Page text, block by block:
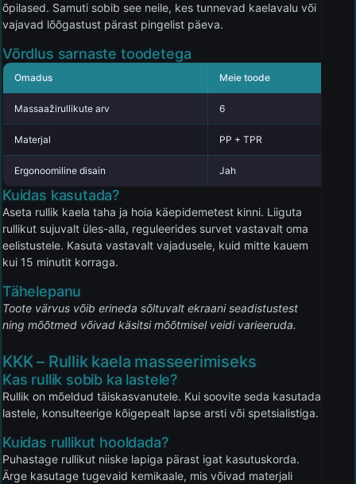
õpilased. Samuti sobib see neile, kes tunnevad kaelavalu või
vajavad lõõgastust pärast pingelist päeva.
Võrdlus sarnaste toodetega
Omadus Meie toode
Massaažirullikute arv 6
Materjal PP + TPR
Ergonoomiline disain Jah
Kuidas kasutada?
Aseta rullik kaela taha ja hoia käepidemetest kinni. Liiguta
rullikut sujuvalt üles-alla, reguleerides survet vastavalt oma
eelistustele. Kasuta vastavalt vajadusele, kuid mitte kauem
kui 15 minutit korraga.
Tähelepanu
Toote värvus võib erineda sõltuvalt ekraani seadistustest
ning mõõtmed võivad käsitsi mõõtmisel veidi varieeruda.
KKK – Rullik kaela masseerimiseks
Kas rullik sobib ka lastele?
Rullik on mõeldud täiskasvanutele. Kui soovite seda kasutada
lastele, konsulteerige kõigepealt lapse arsti või spetsialistiga.
Kuidas rullikut hooldada?
Puhastage rullikut niiske lapiga pärast igat kasutuskorda.
Ärge kasutage tugevaid kemikaale, mis võivad materjali